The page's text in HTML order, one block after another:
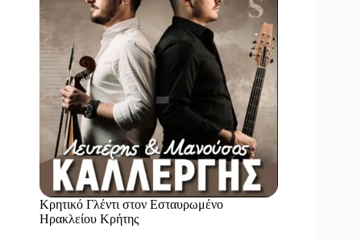
Κρητικό Γλέντι στον Εσταυρωμένο
Ηρακλείου Κρήτης